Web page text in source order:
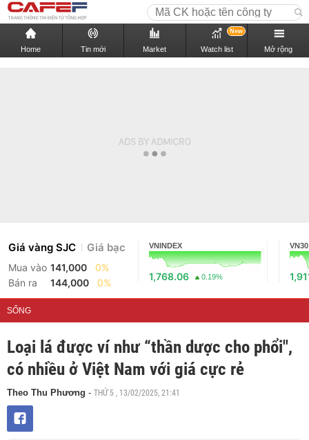
Home Tin mới Market Watch list
New
Mở rộng
Giá vàng SJC Giá bạc
Mua vào 141,000
0%
Bán ra
144,000 0%
VNINDEX
1,768.06 0.19%
VN30
SỐNG
Loại lá được ví như “thần dược cho phổi",
có nhiều ở Việt Nam với giá cực rẻ
Theo Thu Phương - THỨ 5 , 13/02/2025, 21:41